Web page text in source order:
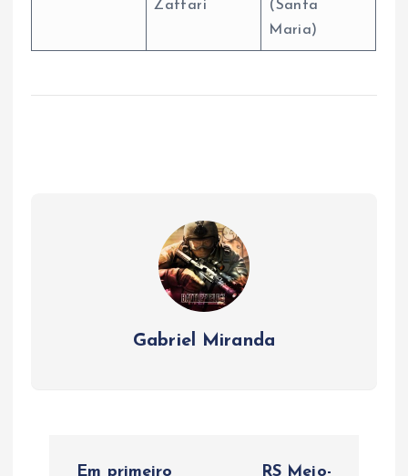
Zaffari
(Santa
Maria)
Gabriel Miranda
Em primeiro RS Meio-